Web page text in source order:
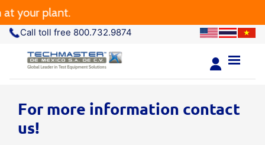
plant.
Call toll free 800.732.9874
For more information contact
us!